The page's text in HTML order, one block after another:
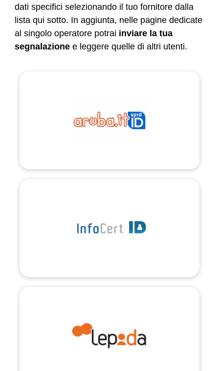
dati specifici selezionando il tuo fornitore dalla
lista qui sotto. In aggiunta, nelle pagine dedicate
al singolo operatore potrai inviare la tua
segnalazione e leggere quelle di altri utenti.